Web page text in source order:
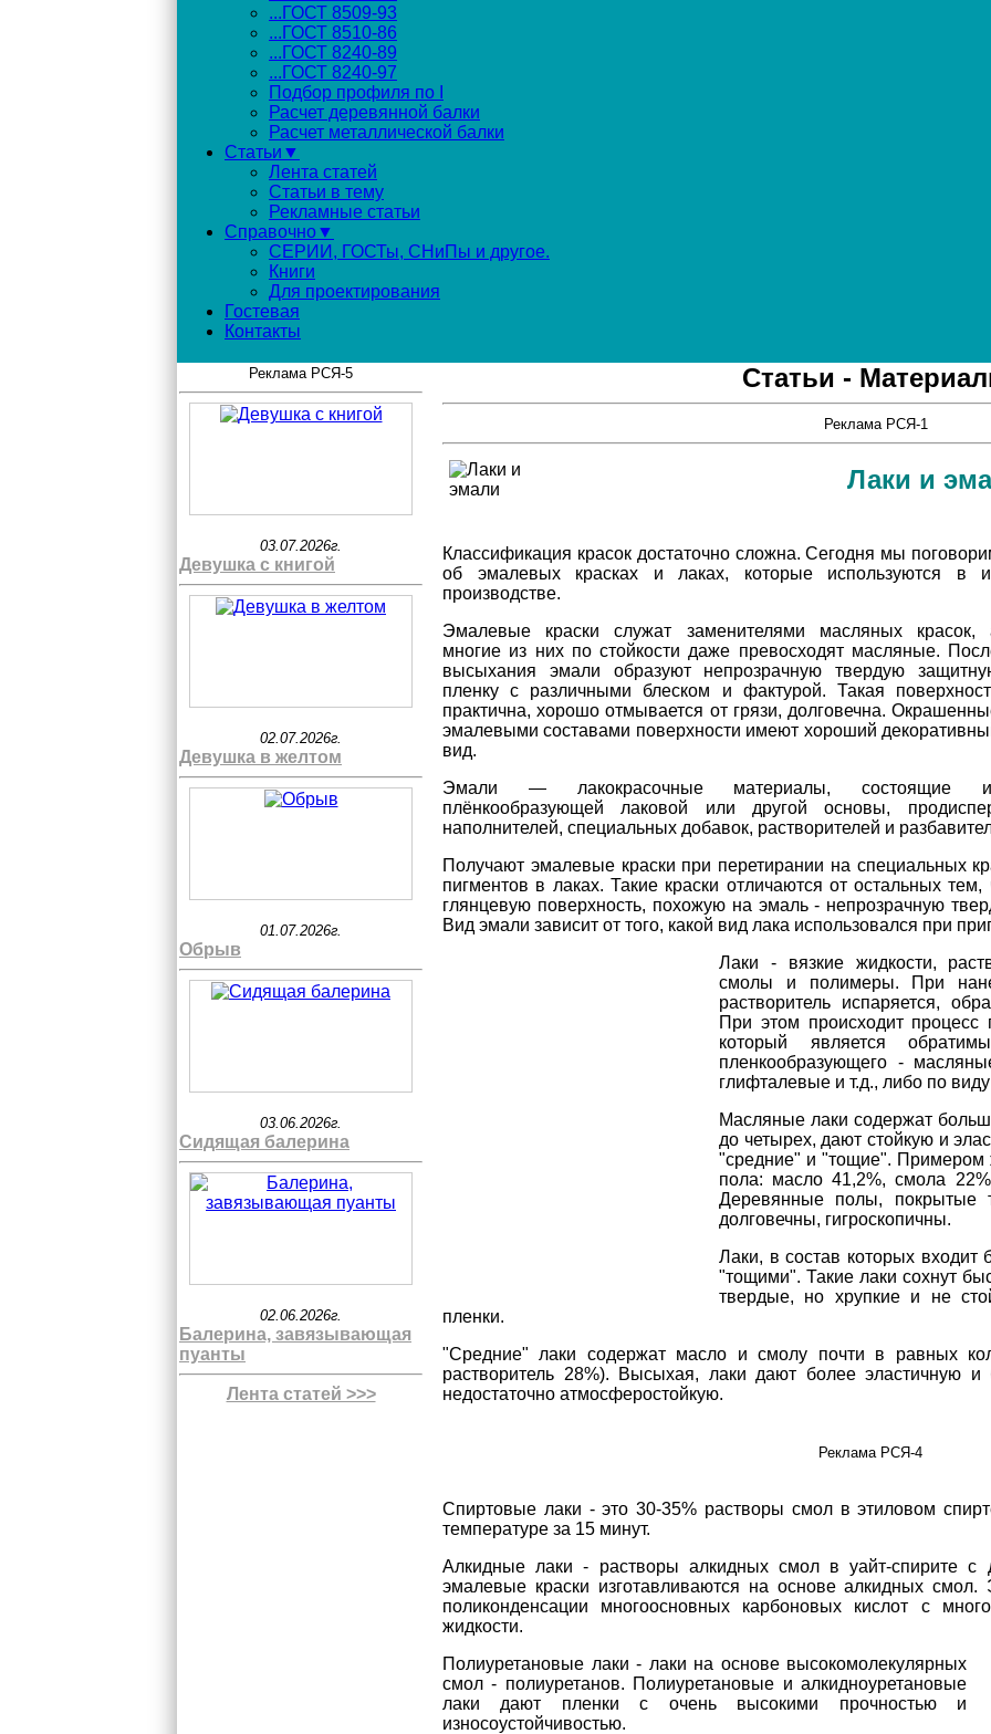
...ГОСТ 8509-93
...ГОСТ 8510-86
...ГОСТ 8240-89
...ГОСТ 8240-97
Подбор профиля по I
Расчет деревянной балки
Расчет металлической балки
Статьи▼
Лента статей
Статьи в тему
Рекламные статьи
Справочно▼
СЕРИИ, ГОСТы, СНиПы и другое.
Книги
Для проектирования
Гостевая
Контакты
Статьи -
Реклама РСЯ-1
Лаки и
Классификация красок достаточно сложна. Сегодня мы
об эмалевых красках и лаках, которые используются в
производстве.
Эмалевые краски служат заменителями масляных красок,
многие из них по стойкости даже превосходят масляные.
высыхания эмали образуют непрозрачную твердую
пленку с различными блеском и фактурой. Такая
практична, хорошо отмывается от грязи, долговечна.
эмалевыми составами поверхности имеют хороший
вид.
Эмали — лакокрасочные материалы, состоящие
плёнкообразующей лаковой или другой основы,
наполнителей, специальных добавок, растворителей и
Получают эмалевые краски при перетирании на специальных
пигментов в лаках. Такие краски отличаются от остальных
глянцевую поверхность, похожую на эмаль - непрозрачную
Вид эмали зависит от того, какой вид лака использовался при
Лаки - вязкие жидкости,
смолы и полимеры. При
растворитель испаряется,
При этом происходит процесс
который является
пленкообразующего -
глифталевые и т.д., либо по
Масляные лаки содержат
до четырех, дают стойкую и
"средние" и "тощие". Примером
пола: масло 41,2%, смола
Деревянные полы, покрытые
долговечны, гигроскопичны.
Лаки, в состав которых
"тощими". Такие лаки сохнут
твердые, но хрупкие и не
пленки.
"Средние" лаки содержат масло и смолу почти в равных
растворитель 28%). Высыхая, лаки дают более эластичную
недостаточно атмосферостойкую.
Реклама РСЯ-4
Спиртовые лаки - это 30-35% растворы смол в этиловом
температуре за 15 минут.
Алкидные лаки - растворы алкидных смол в уайт-спирите с
эмалевые краски изготавливаются на основе алкидных смол.
поликонденсации многоосновных карбоновых кислот с
жидкости.
Полиуретановые лаки - лаки на основе высокомолекулярных
смол - полиуретанов. Полиуретановые и алкидноуретановые
лаки дают пленки с очень высокими прочностью и
износоустойчивостью.
Реклама РСЯ-5
03.07.2026г.
Девушка с книгой
02.07.2026г.
Девушка в желтом
01.07.2026г.
Обрыв
03.06.2026г.
Сидящая балерина
02.06.2026г.
Балерина, завязывающая
пуанты
Лента статей >>>